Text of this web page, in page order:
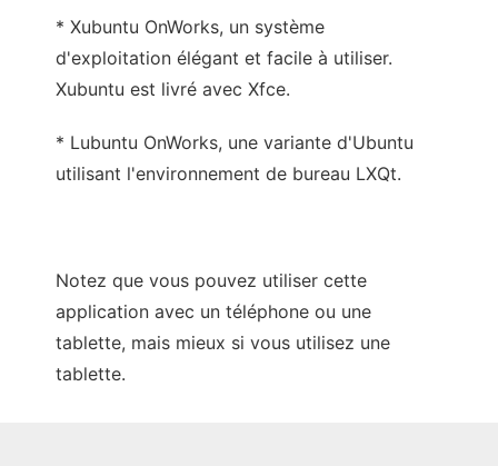
* Xubuntu OnWorks, un système
d'exploitation élégant et facile à utiliser.
Xubuntu est livré avec Xfce.
* Lubuntu OnWorks, une variante d'Ubuntu
utilisant l'environnement de bureau LXQt.
Notez que vous pouvez utiliser cette
application avec un téléphone ou une
tablette, mais mieux si vous utilisez une
tablette.